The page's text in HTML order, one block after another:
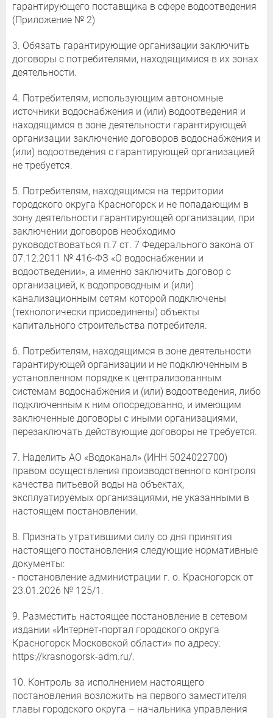
гарантирующего поставщика в сфере водоотведения
(Приложение № 2)
3. Обязать гарантирующие организации заключить
договоры с потребителями, находящимися в их зонах
деятельности.
4. Потребителям, использующим автономные
источники водоснабжения и (или) водоотведения и
находящимся в зоне деятельности гарантирующей
организации заключение договоров водоснабжения и
(или) водоотведения с гарантирующей организацией
не требуется.
5. Потребителям, находящимся на территории
городского округа Красногорск и не попадающим в
зону деятельности гарантирующей организации, при
заключении договоров необходимо
руководствоваться п.7 ст. 7 Федерального закона от
07.12.2011 № 416-ФЗ «О водоснабжении и
водоотведении», а именно заключить договор с
организацией, к водопроводным и (или)
канализационным сетям которой подключены
(технологически присоединены) объекты
капитального строительства потребителя.
6. Потребителям, находящимся в зоне деятельности
гарантирующей организации и не подключенным в
установленном порядке к централизованным
системам водоснабжения и (или) водоотведения, либо
подключенным к ним опосредованно, и имеющим
заключенные договоры с иными организациями,
перезаключать действующие договоры не требуется.
7. Наделить АО «Водоканал» (ИНН 5024022700)
правом осуществления производственного контроля
качества питьевой воды на объектах,
эксплуатируемых организациями, не указанными в
настоящем постановлении.
8. Признать утратившими силу со дня принятия
настоящего постановления следующие нормативные
документы:
- постановление администрации г. о. Красногорск от
23.01.2026 № 125/1.
9. Разместить настоящее постановление в сетевом
издании «Интернет-портал городского округа
Красногорск Московской области» по адресу:
https://krasnogorsk-adm.ru/.
10. Контроль за исполнением настоящего
постановления возложить на первого заместителя
главы городского округа – начальника управления